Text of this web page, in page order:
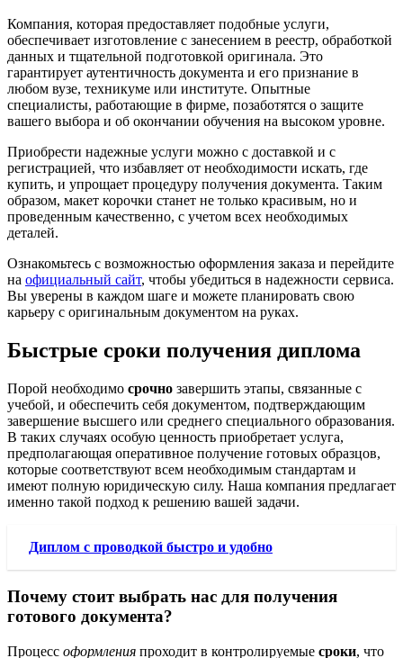
Компания, которая предоставляет подобные услуги,
обеспечивает изготовление с занесением в реестр, обработкой
данных и тщательной подготовкой оригинала. Это
гарантирует аутентичность документа и его признание в
любом вузе, техникуме или институте. Опытные
специалисты, работающие в фирме, позаботятся о защите
вашего выбора и об окончании обучения на высоком уровне.
Приобрести надежные услуги можно с доставкой и с
регистрацией, что избавляет от необходимости искать, где
купить, и упрощает процедуру получения документа. Таким
образом, макет корочки станет не только красивым, но и
проведенным качественно, с учетом всех необходимых
деталей.
Ознакомьтесь с возможностью оформления заказа и перейдите
на официальный сайт, чтобы убедиться в надежности сервиса.
Вы уверены в каждом шаге и можете планировать свою
карьеру с оригинальным документом на руках.
Быстрые сроки получения диплома
Порой необходимо срочно завершить этапы, связанные с
учебой, и обеспечить себя документом, подтверждающим
завершение высшего или среднего специального образования.
В таких случаях особую ценность приобретает услуга,
предполагающая оперативное получение готовых образцов,
которые соответствуют всем необходимым стандартам и
имеют полную юридическую силу. Наша компания предлагает
именно такой подход к решению вашей задачи.
Диплом с проводкой быстро и удобно
Почему стоит выбрать нас для получения
готового документа?
Процесс оформления проходит в контролируемые сроки, что